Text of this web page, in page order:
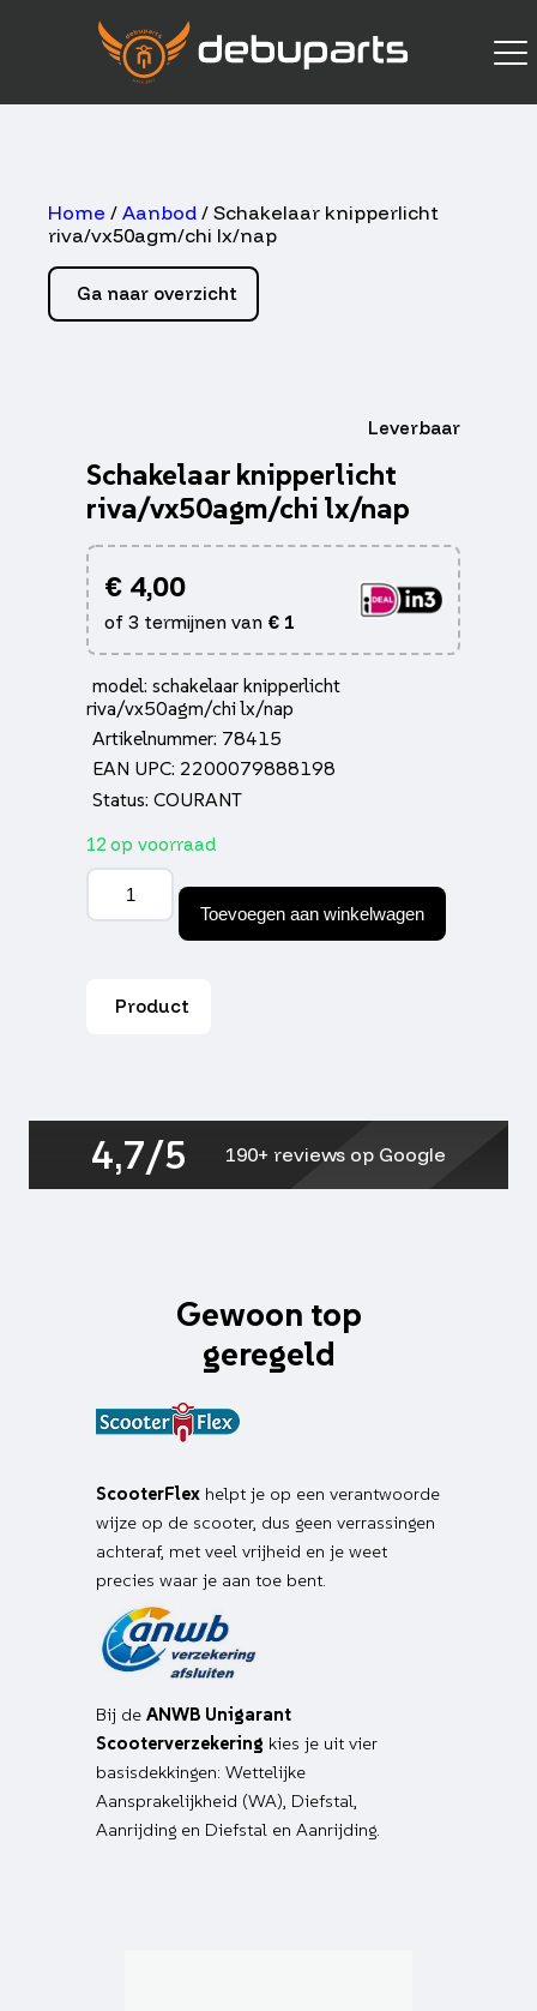
Home / Aanbod / Schakelaar knipperlicht
riva/vx50agm/chi lx/nap
Ga naar overzicht
Leverbaar
Schakelaar knipperlicht
riva/vx50agm/chi lx/nap
€4,00
of 3 termijnen van €1
model: schakelaar knipperlicht
riva/vx50agm/chi lx/nap
Artikelnummer: 78415
EAN UPC: 2200079888198
Status: COURANT
12 op voorraad
Schakelaar
knipperlicht
riva/vx50agm/chiToevoegen aan winkelwagen
Product
4,7/5 190+ reviews op Google
Gewoon top
geregeld
ScooterFlex helpt je op een verantwoorde
wijze op de scooter, dus geen verrassingen
achteraf, met veel vrijheid en je weet
precies waar je aan toe bent.
Bij de ANWB Unigarant
Scooterverzekering kies je uit vier
basisdekkingen: Wettelijke
Aansprakelijkheid (WA), Diefstal,
Aanrijding en Diefstal en Aanrijding.